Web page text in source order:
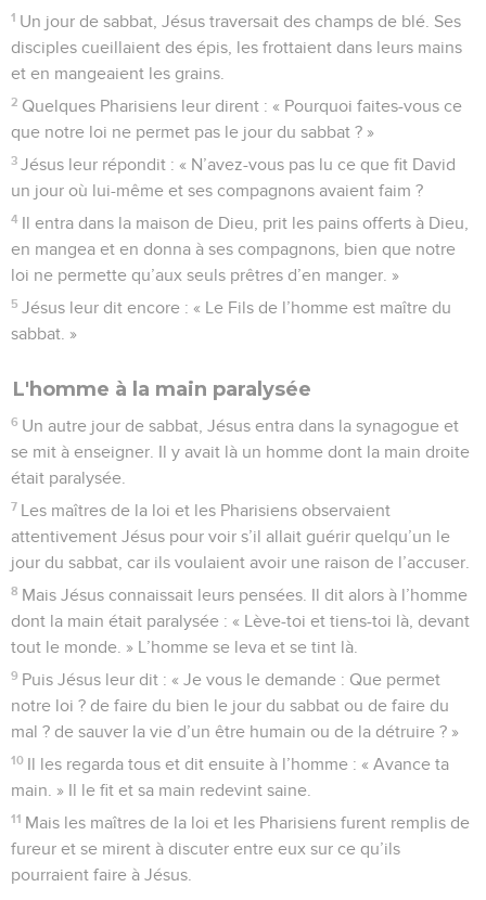
1 Un jour de sabbat, Jésus traversait des champs de blé. Ses
disciples cueillaient des épis, les frottaient dans leurs mains
et en mangeaient les grains.
2 Quelques Pharisiens leur dirent : « Pourquoi faites-vous ce
que notre loi ne permet pas le jour du sabbat ? »
3 Jésus leur répondit : « N’avez-vous pas lu ce que fit David
un jour où lui-même et ses compagnons avaient faim ?
4 Il entra dans la maison de Dieu, prit les pains offerts à Dieu,
en mangea et en donna à ses compagnons, bien que notre
loi ne permette qu’aux seuls prêtres d’en manger. »
5 Jésus leur dit encore : « Le Fils de l’homme est maître du
sabbat. »
L'homme à la main paralysée
6 Un autre jour de sabbat, Jésus entra dans la synagogue et
se mit à enseigner. Il y avait là un homme dont la main droite
était paralysée.
7 Les maîtres de la loi et les Pharisiens observaient
attentivement Jésus pour voir s’il allait guérir quelqu’un le
jour du sabbat, car ils voulaient avoir une raison de l’accuser.
8 Mais Jésus connaissait leurs pensées. Il dit alors à l’homme
dont la main était paralysée : « Lève-toi et tiens-toi là, devant
tout le monde. » L’homme se leva et se tint là.
9 Puis Jésus leur dit : « Je vous le demande : Que permet
notre loi ? de faire du bien le jour du sabbat ou de faire du
mal ? de sauver la vie d’un être humain ou de la détruire ? »
10 Il les regarda tous et dit ensuite à l’homme : « Avance ta
main. » Il le fit et sa main redevint saine.
11 Mais les maîtres de la loi et les Pharisiens furent remplis de
fureur et se mirent à discuter entre eux sur ce qu’ils
pourraient faire à Jésus.